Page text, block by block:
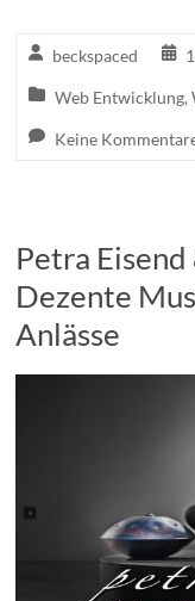
beckspaced
Web Entwicklung,
Keine
Petra
Dezente
Anlässe